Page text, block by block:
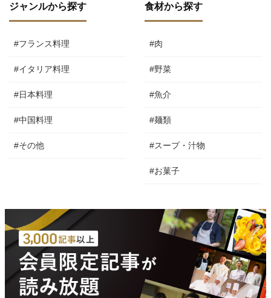
ジャンルから探す
#フランス料理
#イタリア料理
#日本料理
#中国料理
#その他
食材から探す
#肉
#野菜
#魚介
#麺類
#スープ・汁物
#お菓子